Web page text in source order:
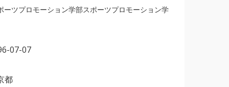
ツプロモーション学部スポーツプロモーション学
07-07
都